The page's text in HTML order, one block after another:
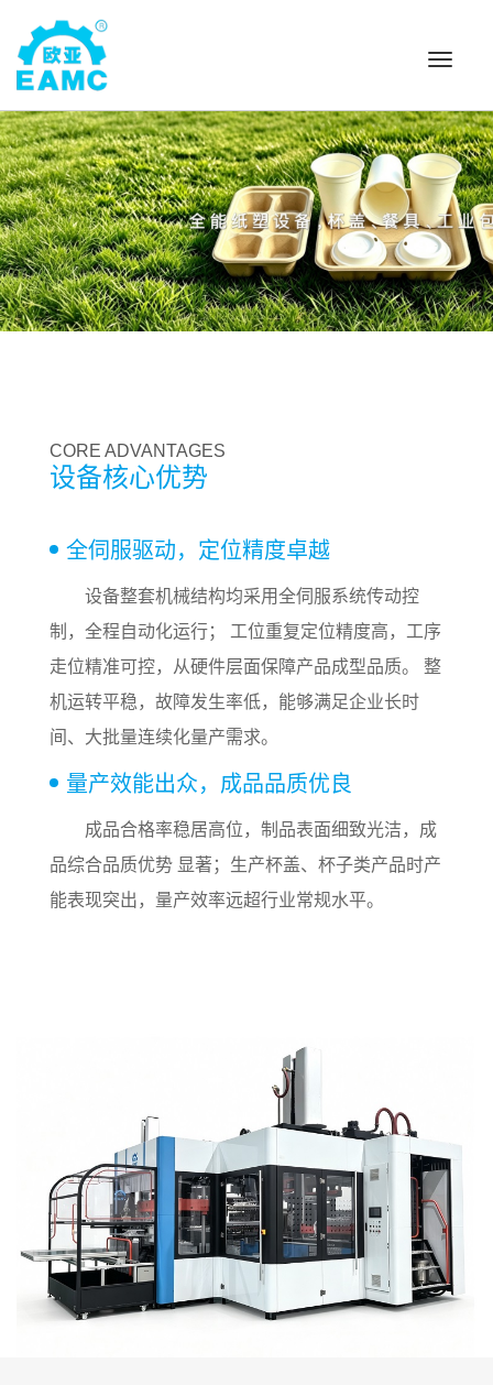
Toggle
CORE ADVANTAGES
设备核心优势
全伺服驱动，定位精度卓越
设备整套机械结构均采用全伺服系统传动控
制，全程自动化运行； 工位重复定位精度高，工序
走位精准可控，从硬件层面保障产品成型品质。 整
机运转平稳，故障发生率低，能够满足企业长时
间、大批量连续化量产需求。
量产效能出众，成品品质优良
成品合格率稳居高位，制品表面细致光洁，成
品综合品质优势 显著；生产杯盖、杯子类产品时产
能表现突出，量产效率远超行业常规水平。